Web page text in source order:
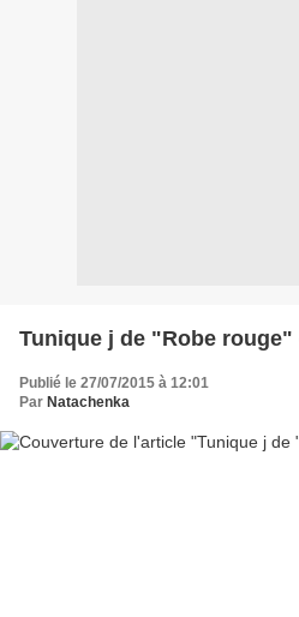
Tunique j de "Robe
Publié le 27/07/2015 à 12:01
Par Natachenka